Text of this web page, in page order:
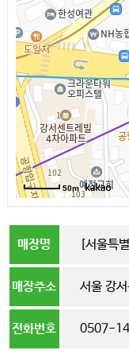
50m
매장명 [서울특
매장주소 서울 강
전화번호 0507-